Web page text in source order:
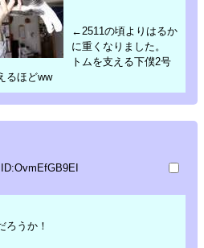
←2511の頃よりはるか
に重くなりました。
トムを支える下僕2号
るほどww
ID:OvmEfGB9EI
ろうか！